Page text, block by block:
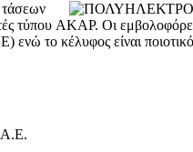
τάσεων
τύπου AKAP. Οι
το κέλυφος είναι